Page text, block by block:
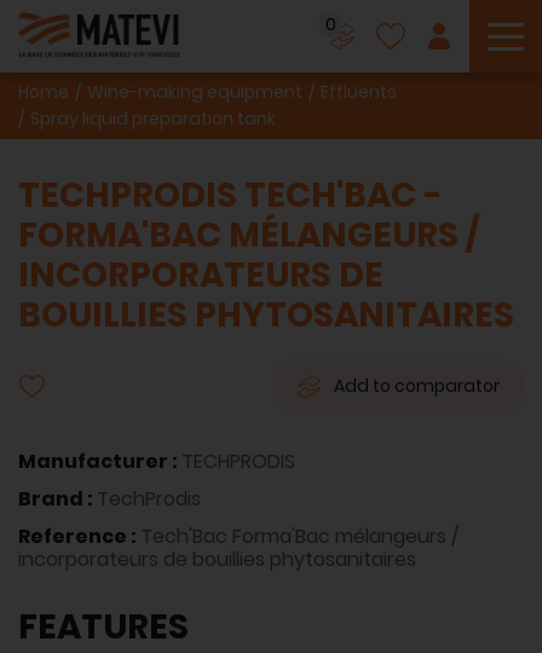
0
Home Wine-making equipment
Effluents
Spray liquid preparation tank
TECHPRODIS TECH'BAC -
FORMA'BAC MÉLANGEURS /
INCORPORATEURS DE
BOUILLIES PHYTOSANITAIRES
Add to comparator
Manufacturer : TECHPRODIS
Brand : TechProdis
Reference : Tech'Bac Forma'Bac mélangeurs /
incorporateurs de bouillies phytosanitaires
FEATURES